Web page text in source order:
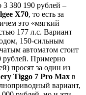
3 380 190 рублей –
Х70, то есть за
это «мягкий
177 л.с. Вариант
150-сильным
автоматом стоит
рублей. Примерно
просят за один из
Tiggo 7 Pro Max в
вариант,